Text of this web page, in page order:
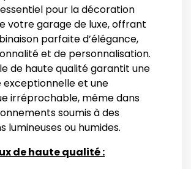
pour la décoration
votre garage de luxe, offrant
parfaite d’élégance,
et de personnalisation.
de haute qualité garantit une
exceptionnelle et une
irréprochable, même dans
soumis à des
lumineuses ou humides.
de haute qualité :